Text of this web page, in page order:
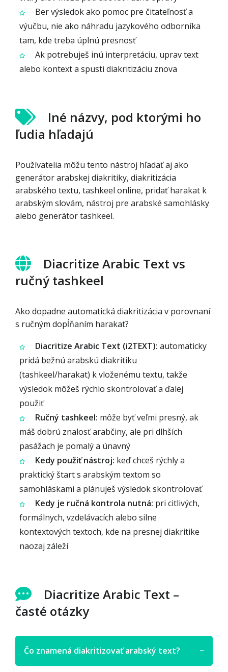
Ber výsledok ako pomoc pre čitateľnosť a
výučbu, nie ako náhradu jazykového odborníka
tam, kde treba úplnú presnosť
Ak potrebuješ inú interpretáciu, uprav text
alebo kontext a spusti diakritizáciu znova
Iné názvy, pod ktorými ho
ľudia hľadajú
Používatelia môžu tento nástroj hľadať aj ako
generátor arabskej diakritiky, diakritizácia
arabského textu, tashkeel online, pridať harakat k
arabským slovám, nástroj pre arabské samohlásky
alebo generátor tashkeel.
Diacritize Arabic Text vs
ručný tashkeel
Ako dopadne automatická diakritizácia v porovnaní
s ručným dopĺňaním harakat?
Diacritize Arabic Text (i2TEXT): automaticky
pridá bežnú arabskú diakritiku
(tashkeel/harakat) k vloženému textu, takže
výsledok môžeš rýchlo skontrolovať a ďalej
použiť
Ručný tashkeel: môže byť veľmi presný, ak
máš dobrú znalosť arabčiny, ale pri dlhších
pasážach je pomalý a únavný
Kedy použiť nástroj: keď chceš rýchly a
praktický štart s arabským textom so
samohláskami a plánuješ výsledok skontrolovať
Kedy je ručná kontrola nutná: pri citlivých,
formálnych, vzdelávacích alebo silne
kontextových textoch, kde na presnej diakritike
naozaj záleží
Diacritize Arabic Text –
časté otázky
Čo znamená diakritizovať arabský text? −